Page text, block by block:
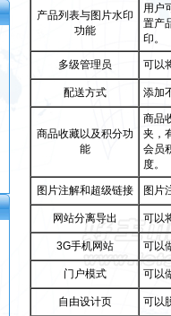
产品列表与图片水印
功能
用户
置产
印。
多级管理员 可以
配送方式 添加
商品收藏以及积分功
能
商品
夹，
会员
度。
图片注解和超级链接 图片
网站分离导出 可以
3G手机网站 可以
门户模式 可以
自由设计页 可以